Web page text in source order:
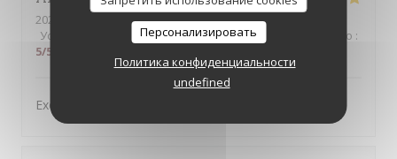
Персонализировать
Политика конфиденциальности
undefined
2026-07-31
- 19:30 - гости 4
Услуги
Атмосфера:5/5 Меню: 4/5 Цена / качество :
5/5
Excellent service and very good food,